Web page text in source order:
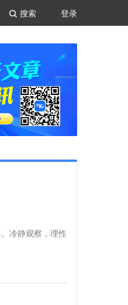
登录
搜索
冷静观察，理性